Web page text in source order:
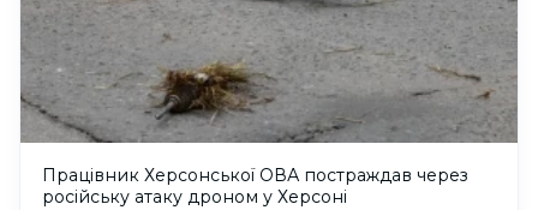
Працівник Херсонської ОВА постраждав через
російську атаку дроном у Херсоні